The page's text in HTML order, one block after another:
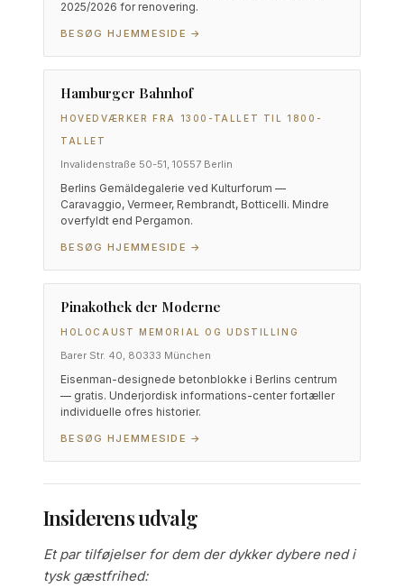
2025/2026 for renovering.
BESØG HJEMMESIDE →
Hamburger Bahnhof
HOVEDVÆRKER FRA 1300-TALLET TIL 1800-
TALLET
Invalidenstraße 50-51, 10557 Berlin
Berlins Gemäldegalerie ved Kulturforum —
Caravaggio, Vermeer, Rembrandt, Botticelli. Mindre
overfyldt end Pergamon.
BESØG HJEMMESIDE →
Pinakothek der Moderne
HOLOCAUST MEMORIAL OG UDSTILLING
Barer Str. 40, 80333 München
Eisenman-designede betonblokke i Berlins centrum
— gratis. Underjordisk informations-center fortæller
individuelle ofres historier.
BESØG HJEMMESIDE →
Insiderens udvalg
Et par tilføjelser for dem der dykker dybere ned i
tysk gæstfrihed: